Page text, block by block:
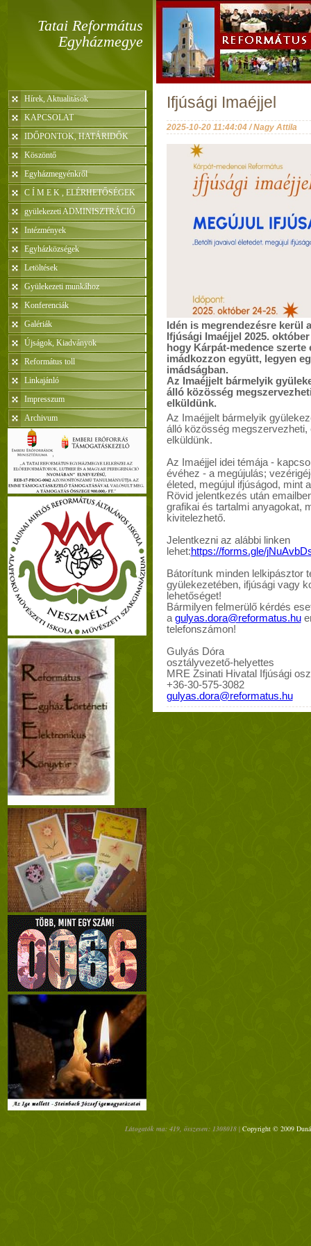
Tatai Református
Egyházmegye
Hírek, Aktualitások
KAPCSOLAT
IDŐPONTOK, HATÁRIDŐK
Köszöntő
Egyházmegyénkről
C Í M E K , ELÉRHETŐSÉGEK
gyülekezeti ADMINISZTRÁCIÓ
Intézmények
Egyházközségek
Letöltések
Gyülekezeti munkához
Konferenciák
Galériák
Újságok, Kiadványok
Református toll
Linkajánló
Impresszum
Archivum
Ifjúsági Imaéjjel
2025-10-20 11:44:04 / Nagy Attila
Idén is megrendezésre kerül a
Ifjúsági Imaéjjel 2025. október
hogy Kárpát-medence
imádkozzon együtt, legyen
imádságban.
Az Imaéjjelt bármelyik
álló közösség
elküldünk.
Az Imaéjjelt bármelyik
álló közösség megszervezheti,
elküldünk.
Az Imaéjjel idei témája -
évéhez - a megújulás;
életed, megújul ifjúságod, mint
Rövid jelentkezés után
grafikai és tartalmi anyagokat,
kivitelezhető.
Jelentkezni az alábbi linken
lehet:https://forms.gle/
Bátorítunk minden lelkipásztor
gyülekezetében, ifjúsági vagy
lehetőséget!
Bármilyen felmerülő kérdés
a gulyas.dora@reformatus.hu
telefonszámon!
Gulyás Dóra
osztályvezető-helyettes
MRE Zsinati Hivatal Ifjúsági
+36-30-575-3082
gulyas.dora@reformatus.hu
Látogatók ma: 419, összesen: 1308018 | Copyright © 2009